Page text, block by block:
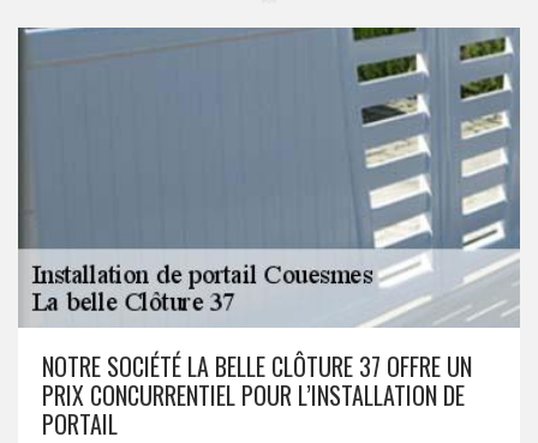
NOTRE SOCIÉTÉ LA BELLE CLÔTURE 37 OFFRE UN
PRIX CONCURRENTIEL POUR L’INSTALLATION DE
PORTAIL